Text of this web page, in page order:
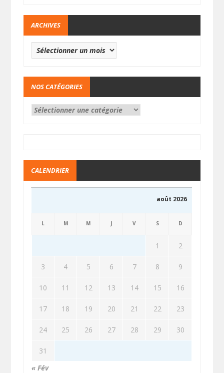
ARCHIVES
NOS CATÉGORIES
CALENDRIER
août 2026
L M M J V S D
1 2
3 4 5 6 7 8 9
10 11 12 13 14 15 16
17 18 19 20 21 22 23
24 25 26 27 28 29 30
31
« Fév